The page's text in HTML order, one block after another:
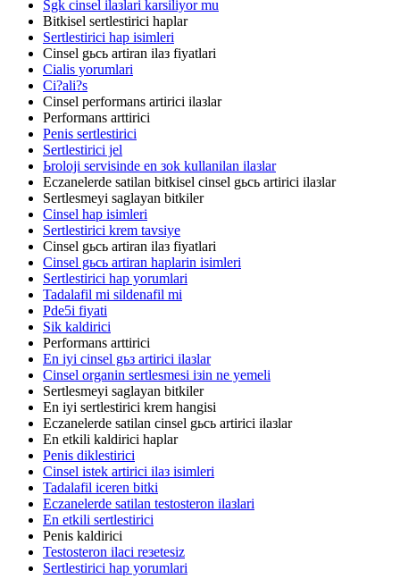
Sgk cinsel ilaзlari karsiliyor mu
Bitkisel sertlestirici haplar
Sertlestirici hap isimleri
Cinsel gьcь artiran ilaз fiyatlari
Cialis yorumlari
Ci?ali?s
Cinsel performans artirici ilaзlar
Performans arttirici
Penis sertlestirici
Sertlestirici jel
Ьroloji servisinde en зok kullanilan ilaзlar
Eczanelerde satilan bitkisel cinsel gьcь artirici ilaзlar
Sertlesmeyi saglayan bitkiler
Cinsel hap isimleri
Sertlestirici krem tavsiye
Cinsel gьcь artiran ilaз fiyatlari
Cinsel gьcь artiran haplarin isimleri
Sertlestirici hap yorumlari
Tadalafil mi sildenafil mi
Pde5i fiyati
Sik kaldirici
Performans arttirici
En iyi cinsel gьз artirici ilaзlar
Cinsel organin sertlesmesi iзin ne yemeli
Sertlesmeyi saglayan bitkiler
En iyi sertlestirici krem hangisi
Eczanelerde satilan cinsel gьcь artirici ilaзlar
En etkili kaldirici haplar
Penis diklestirici
Cinsel istek artirici ilaз isimleri
Tadalafil iceren bitki
Eczanelerde satilan testosteron ilaзlari
En etkili sertlestirici
Penis kaldirici
Testosteron ilaci reзetesiz
Sertlestirici hap yorumlari